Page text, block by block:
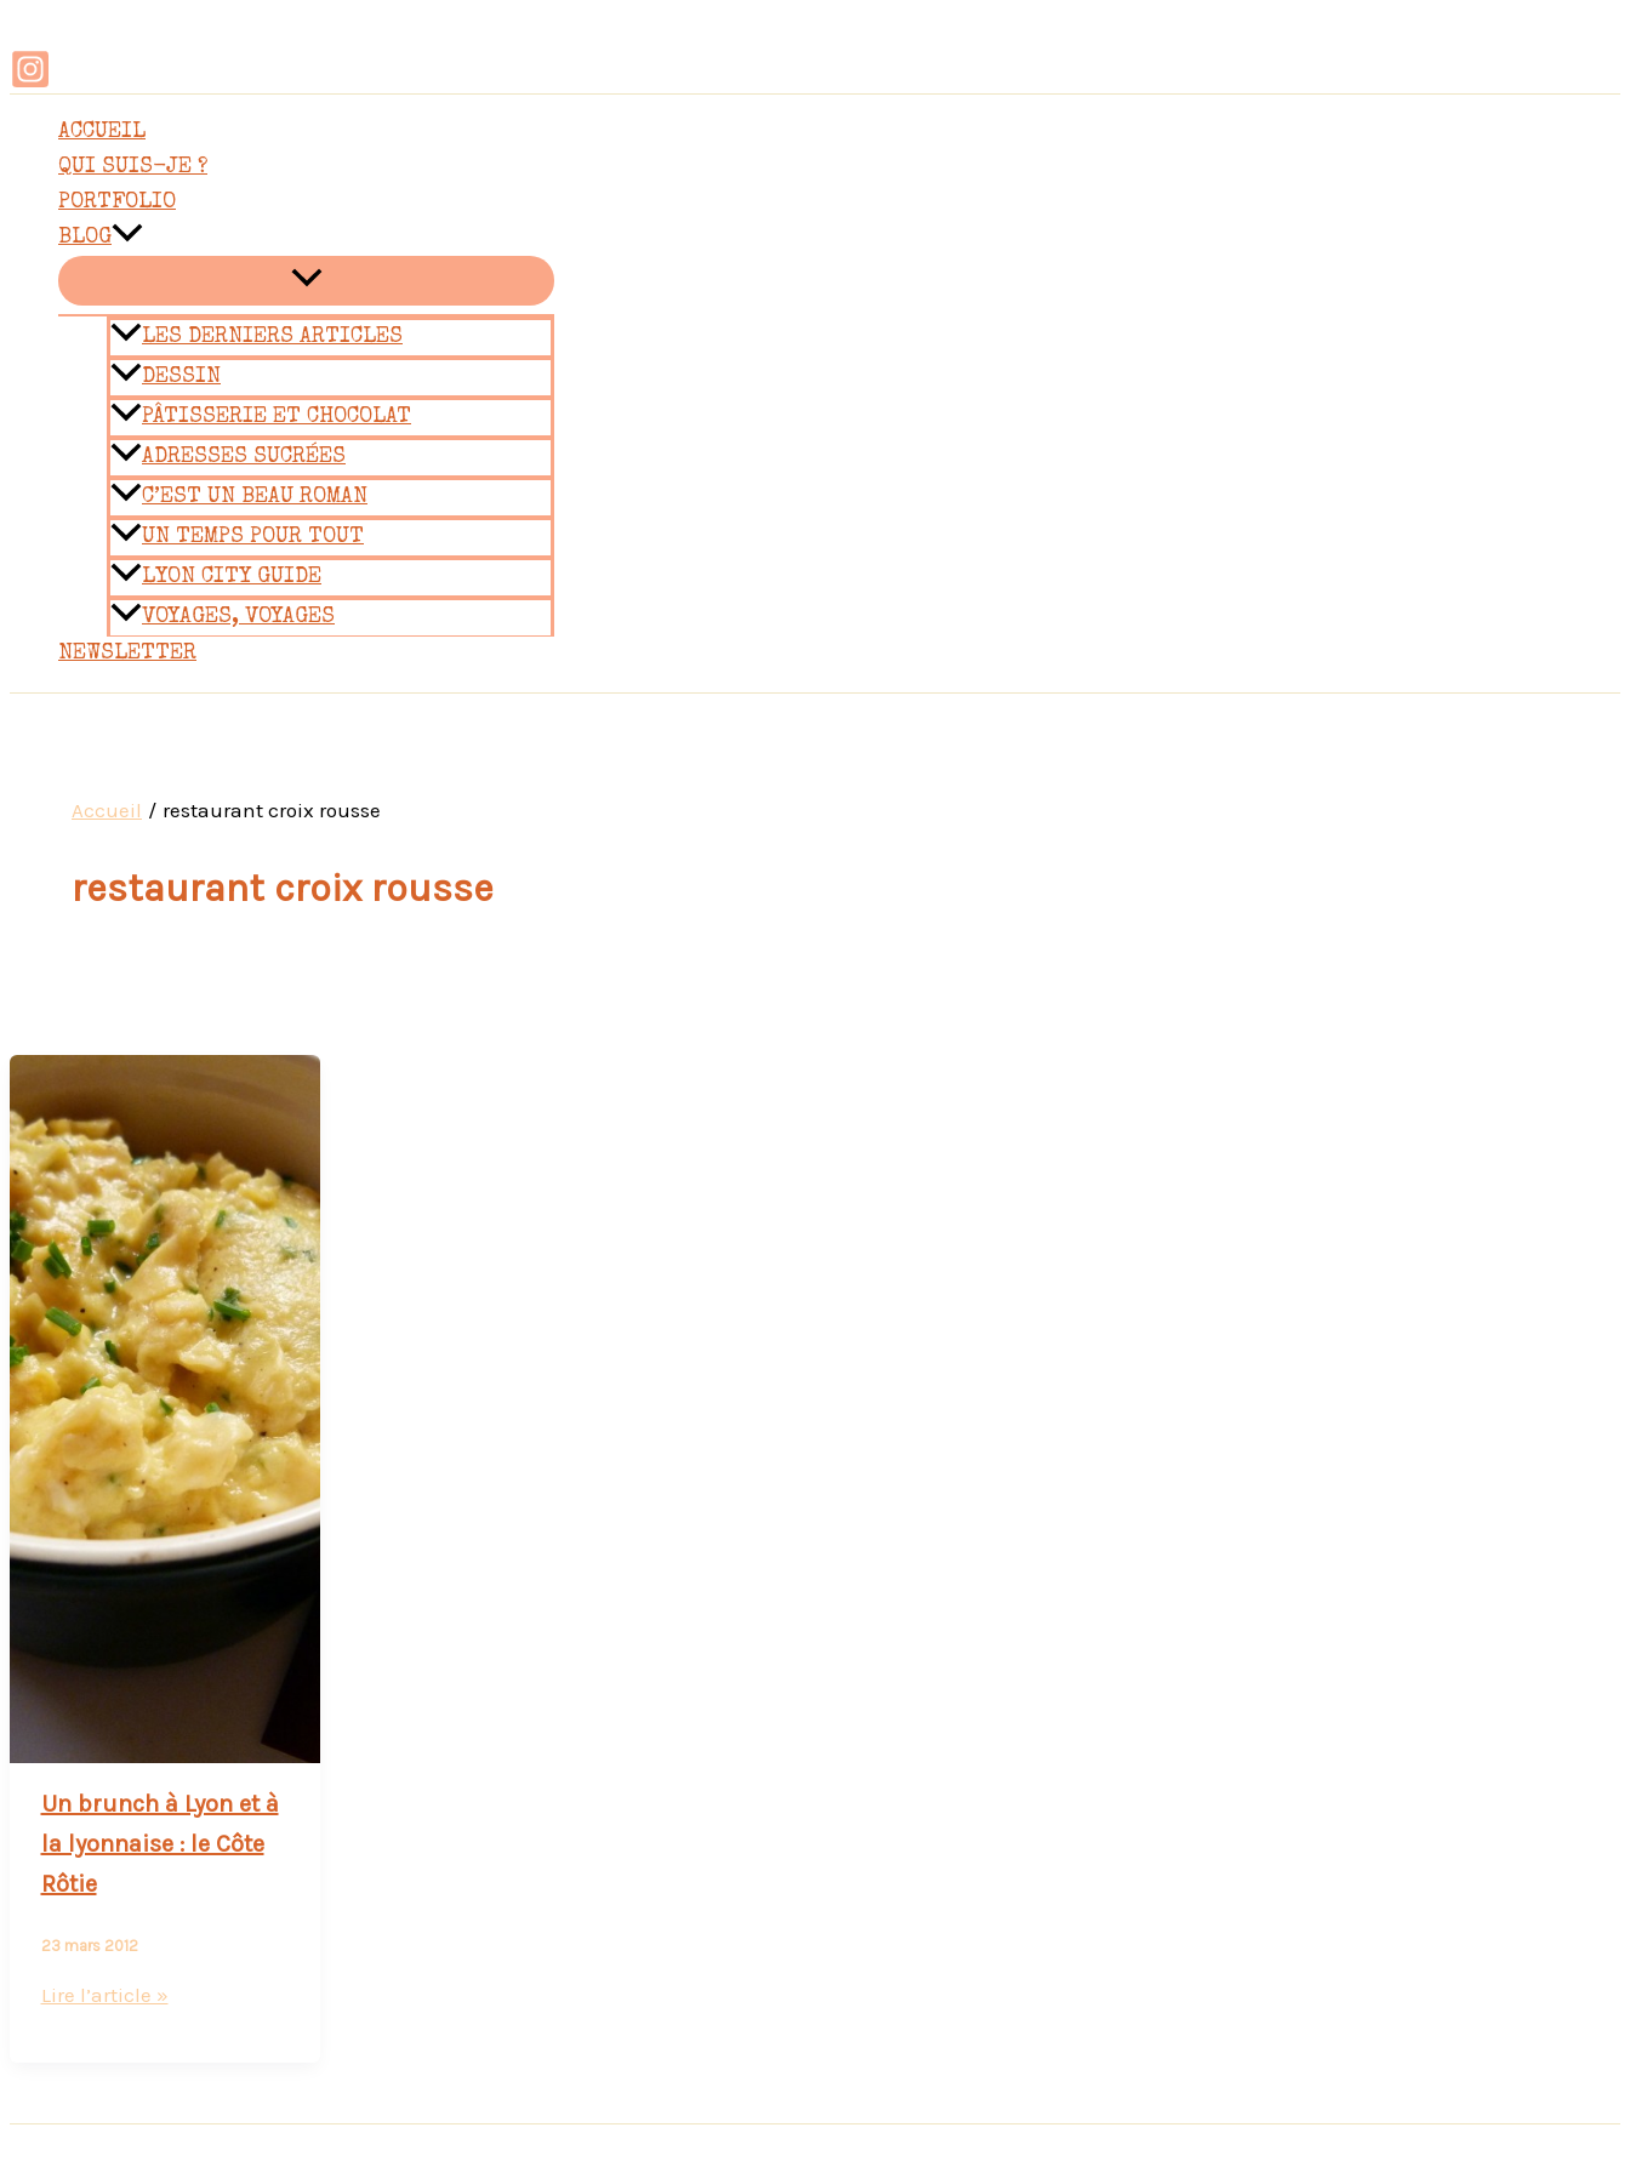
au
contenu
ACCUEIL
QUI SUIS-JE ?
PORTFOLIO
BLOG
LES DERNIERS ARTICLES
DESSIN
PÂTISSERIE ET CHOCOLAT
ADRESSES SUCRÉES
C’EST UN BEAU ROMAN
UN TEMPS POUR TOUT
LYON CITY GUIDE
VOYAGES, VOYAGES
NEWSLETTER
Accueil restaurant croix rousse
restaurant croix rousse
Un brunch à Lyon et à
la lyonnaise : le Côte
Rôtie
23 mars 2012
Un
et
Lire l’article »